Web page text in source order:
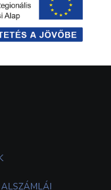
ALSZÁMLÁI